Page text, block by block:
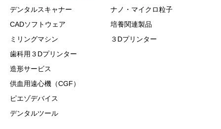
デンタルスキャナー
CADソフトウェア
ミリングマシン
歯科用３Dプリンター
造形サービス
供血用遠心機（CGF）
ピエゾデバイス
デンタルツール
ナノ・マイクロ粒子
培養関連製品
３Dプリンター